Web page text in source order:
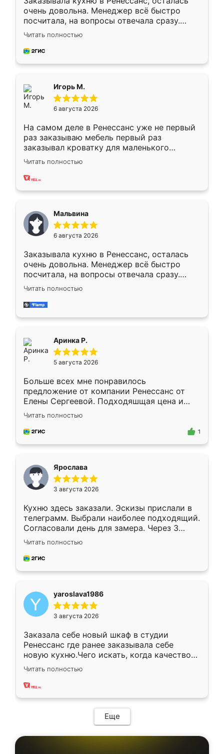
очень довольна. Менеджер всё быстро
посчитала, на вопросы отвечала сразу.
Замерщик приехал в субботу, подошёл к
делу со всей ответственностью. Собрали
за день, ребята работали аккуратно, даже
Читать полностью
Игорь М.
6 августа 2026
На самом деле в Ренессанс уже не первый
раз заказываю мебель первый раз
заказывал кроватку для маленького
ребёнка при его рождении ,во второй раз
заказал шкаф-купе. По качеству очень
хорошее сборка достаточно быстрая,
меньше, здесь же он более разнообразный.
Мне нравится ,если что-то потребуется из
мебели буду заказывать только здесь.
Читать полностью
Мальвина
6 августа 2026
Заказывала кухню в Ренессанс, осталась
очень довольна. Менеджер всё быстро
посчитала, на вопросы отвечала сразу.
Замерщик приехал в субботу, подошёл к
делу со всей ответственностью. Собрали
за день, ребята работали аккуратно, даже
Читать полностью
Аринка Р.
5 августа 2026
Больше всех мне понравилось
предложение от компании Ренессанс от
Елены Сергеевой. Подходяшщая цена и
короткие сроки изготовления. Приехавший
для замера сотрудник Владислав
предложил по моему эскизу самый
Читать полностью
1
Ярослава
3 августа 2026
Кухню здесь заказали. Эскизы прислали в
телеграмм. Выбрали наиболее подходящий.
Согласовали день для замера. Через 3
недели кухня была уже готова. Остались
довольны работой. Спасибо Ренессанс
мебель за качественную работу!
Читать полностью
yaroslava1986
3 августа 2026
Заказала себе новый шкаф в студии
Ренессанс где ранее заказывала себе
новую кухню.Чего искать, когда качеством
вполне довольна. Служит кухня уже почти
два года, нареканий нет.
Читать полностью
Еще